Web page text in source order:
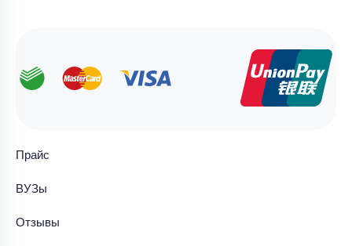
Прайс
ВУЗы
Отзывы